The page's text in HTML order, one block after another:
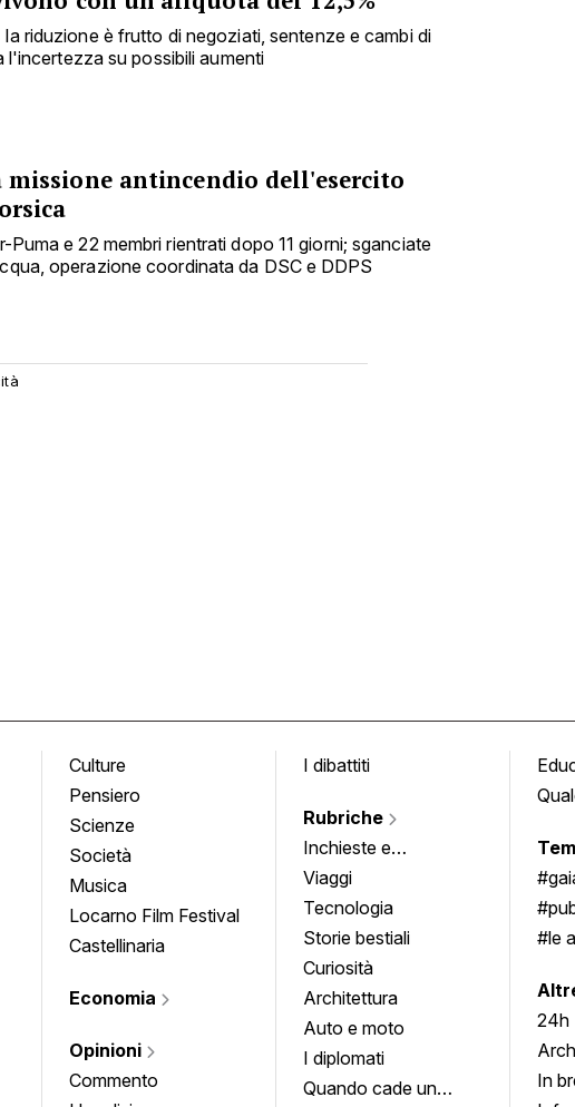
riduzione è frutto di negoziati, sentenze e cambi di
l'incertezza su possibili aumenti
antincendio dell'esercito
Puma e 22 membri rientrati dopo 11 giorni; sganciate
operazione coordinata da DSC e DDPS
Culture
Pensiero
Scienze
Società
Musica
Locarno Film Festival
Castellinaria
Economia
Opinioni
Commento
I dibattiti
Rubriche
Inchieste e
approfondimenti
Viaggi
Tecnologia
Storie bestiali
Curiosità
Architettura
Auto e moto
I diplomati
Quando cade un
#le
24h
In